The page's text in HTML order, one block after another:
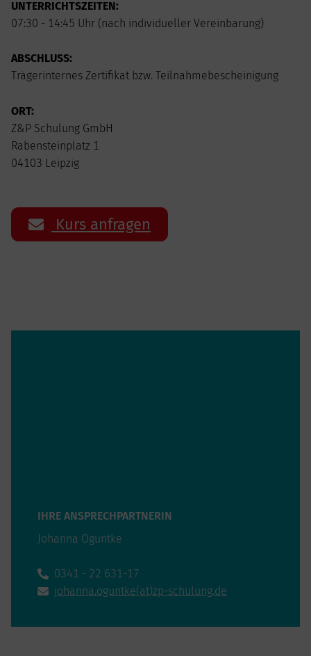
UNTERRICHTSZEITEN:
07:30 - 14:45 Uhr (nach individueller Vereinbarung)
ABSCHLUSS:
Trägerinternes Zertifikat bzw. Teilnahmebescheinigung
ORT:
Z&P Schulung GmbH
Rabensteinplatz 1
04103 Leipzig
Kurs anfragen
IHRE ANSPRECHPARTNERIN
Johanna Oguntke
0341 - 22 631-17
johanna.oguntke(at)zp-schulung.de